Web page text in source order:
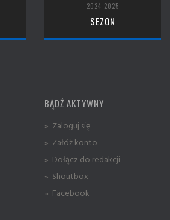
2024-2025
SEZON
BĄDŹ AKTYWNY
» Zaloguj się
» Załóż konto
» Dołącz do redakcji
» Shoutbox
» Facebook